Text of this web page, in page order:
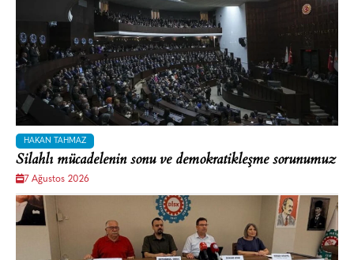
HAKAN TAHMAZ
Silahlı mücadelenin sonu ve demokratikleşme sorunumuz
7 Ağustos 2026